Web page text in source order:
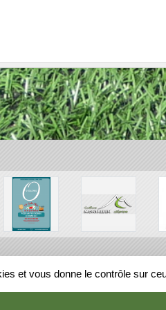
et vous donne le contrôle sur